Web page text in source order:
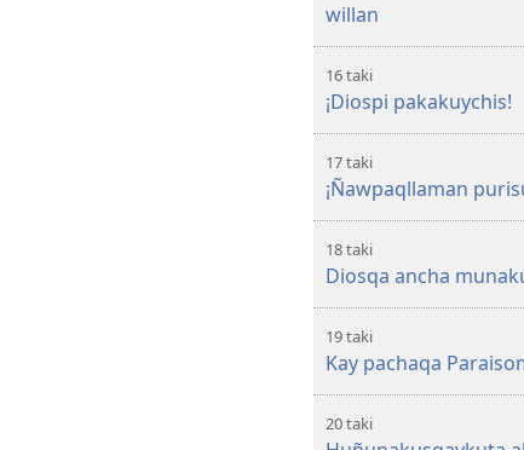
willan
16 taki
¡Diospi pakakuychis!
17 taki
¡Ñawpaqllaman
18 taki
Diosqa ancha
19 taki
Kay pachaqa
20 taki